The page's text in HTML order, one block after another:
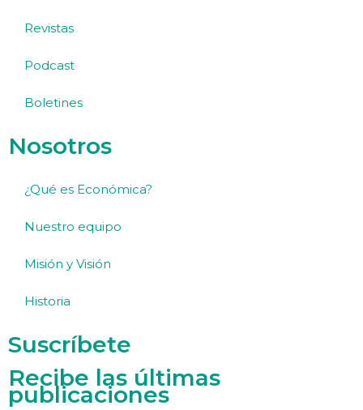
Revistas
Podcast
Boletines
Nosotros
¿Qué es Económica?
Nuestro equipo
Misión y Visión
Historia
Suscríbete
Recibe las últimas
publicaciones